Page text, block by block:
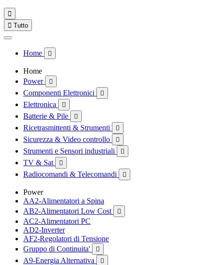

 Tutto
Home 
Home
Power

Componenti Elettronici 
Elettronica 
Batterie & Pile 
Ricetrasmittenti & Strumenti 
Sicurezza & Video controllo 
Strumenti e Sensori industriali 
TV & Sat 
Radiocomandi & Telecomandi 
Power
AA2-Alimentatori a Spina
AB2-Alimentatori Low Cost

AC2-Alimentatori PC
AD2-Inverter
AF2-Regolatori di Tensione
Gruppo di Continuita'

A9-Energia Alternativa 